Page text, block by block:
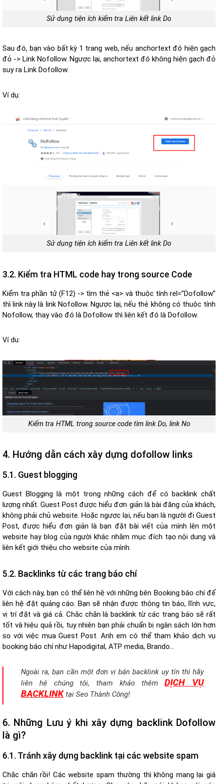
Sử dụng tiện ích kiểm tra Liên kết link Do
Sau đó, bạn vào bất kỳ 1 trang web, nếu anchortext đó hiện gạch
đỏ -> Link Nofollow. Ngược lại, anchortext đó không hiện gạch đỏ
suy ra Link Dofollow.
Ví dụ:
Sử dụng tiện ích kiểm tra Liên kết link Do
3.2. Kiểm tra HTML code hay trong source Code
Kiểm tra phần tử (F12) -> tìm thẻ <a> và thuộc tính rel=”Dofollow”
thì link này là link Nofollow. Ngược lại, nếu thẻ không có thuộc tính
Nofollow, thay vào đó là Dofollow thì liên kết đó là Dofollow.
Ví du:
Kiểm tra HTML trong source code tìm link Do, link No
4. Hướng dẫn cách xây dựng dofollow links
5.1. Guest blogging
Guest Blogging là một trong những cách để có backlink chất
lượng nhất. Guest Post được hiểu đơn giản là bài đăng của khách,
không phải chủ website. Hoặc ngược lại, nếu bạn là người đi Guest
Post, được hiểu đơn giản là bạn đặt bài viết của mình lên một
website hay blog của người khác nhằm mục đích tạo nội dung và
liên kết giới thiệu cho website của mình.
5.2. Backlinks từ các trang báo chí
Với cách này, bạn có thể liên hệ với những bên Booking báo chí để
liên hệ đặt quảng cáo. Bạn sẽ nhận được thông tin báo, lĩnh vực,
vị trí đặt và giá cả. Chắc chắn là backlink từ các trang báo sẽ rất
tốt và hiệu quả rồi, tuy nhiên bạn phải chuẩn bị ngân sách lớn hơn
so với việc mua Guest Post. Anh em có thể tham khảo dịch vụ
booking báo chí như Hapodigital, ATP media, Brando…
Ngoài ra, bạn cần một đơn vị bán backlink uy tín thì hãy
liên hệ chúng tôi, tham khảo thêmDỊCH VỤ
BACKLINK tại Seo Thành Công!
6. Những Lưu ý khi xây dựng backlink Dofollow
là gì?
6.1. Tránh xây dựng backlink tại các website spam
Chắc chắn rồi! Các website spam thường thì không mang lại giá